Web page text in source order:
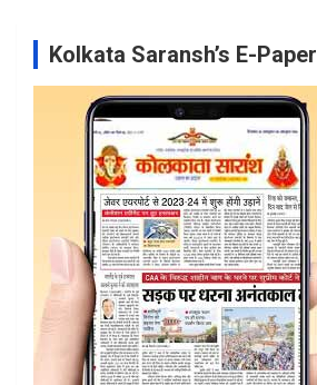
Kolkata Saransh’s E-Paper